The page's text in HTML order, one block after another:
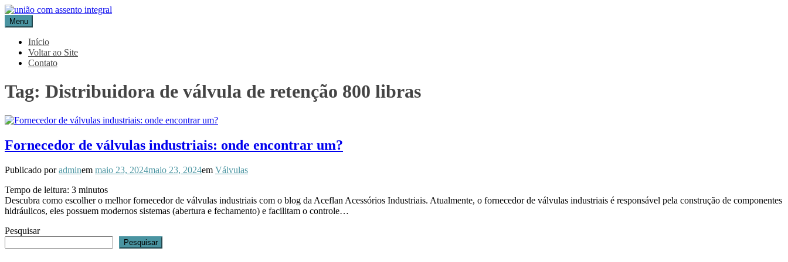
Pular
para
o
conteúdo
Blog Aceflan
Líder em Acessórios Industriais
Menu
Início
Voltar ao Site
Contato
Tag: Distribuidora de válvula de retenção 800 libras
Fornecedor de válvulas industriais: onde encontrar um?
Publicado poradminem maio 23, 2024maio 23, 2024em Válvulas
Tempo de leitura: 3 minutos
Descubra como escolher o melhor fornecedor de válvulas industriais com o blog da Aceflan Acessórios Industriais. Atualmente, o fornecedor de válvulas industriais é responsável pela construção de componentes
hidráulicos, eles possuem modernos sistemas (abertura e fechamento) e facilitam o controle…
Pesquisar
Pesquisar